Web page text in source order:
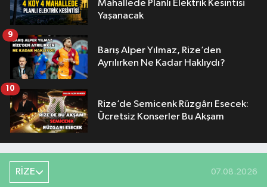
Mahallede Planlı Elektrik Kesintisi
Yaşanacak
Barış Alper Yılmaz, Rize’den
Ayrılırken Ne Kadar Haklıydı?
9
Rize’de Semicenk Rüzgârı Esecek:
Ücretsiz Konserler Bu Akşam
10
RİZE 07.08.2026